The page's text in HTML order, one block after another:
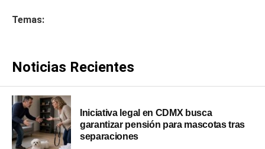
Temas:
Noticias Recientes
Iniciativa legal en CDMX busca
garantizar pensión para mascotas tras
separaciones